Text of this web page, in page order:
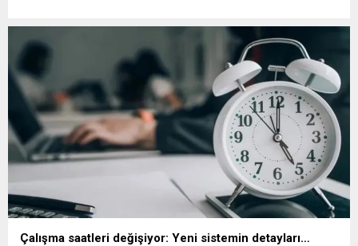
iş yerindeki mobbing gibi olumsuzlukları önleyecek
uygulamaların teşvik edileceği belirtildi. Bakan Işıkhan, TRT
Haber canlı...
Çalışma saatleri değişiyor: Yeni sistemin detayları…